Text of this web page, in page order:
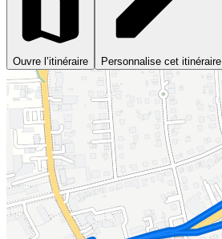
Ouvre l’itinéraire Personnalise cet itinéraire